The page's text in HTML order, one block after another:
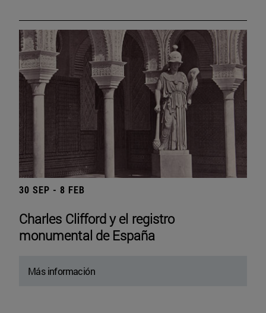
30 SEP - 8 FEB
Charles Clifford y el registro
monumental de España
Más información